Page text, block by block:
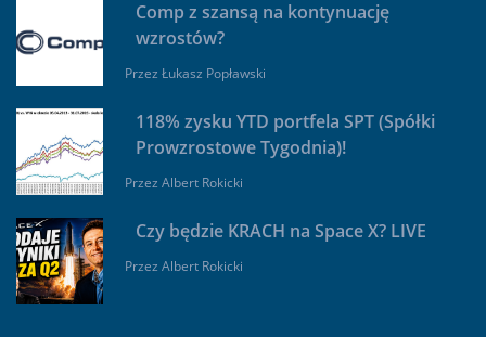
Comp z szansą na kontynuację
wzrostów?
Przez Łukasz Popławski
118% zysku YTD portfela SPT (Spółki
Prowzrostowe Tygodnia)!
Przez Albert Rokicki
Czy będzie KRACH na Space X? LIVE
Przez Albert Rokicki